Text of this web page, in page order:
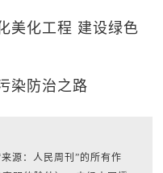
美化工程 建设绿色
染防治之路
源：人民周刊”的所有作